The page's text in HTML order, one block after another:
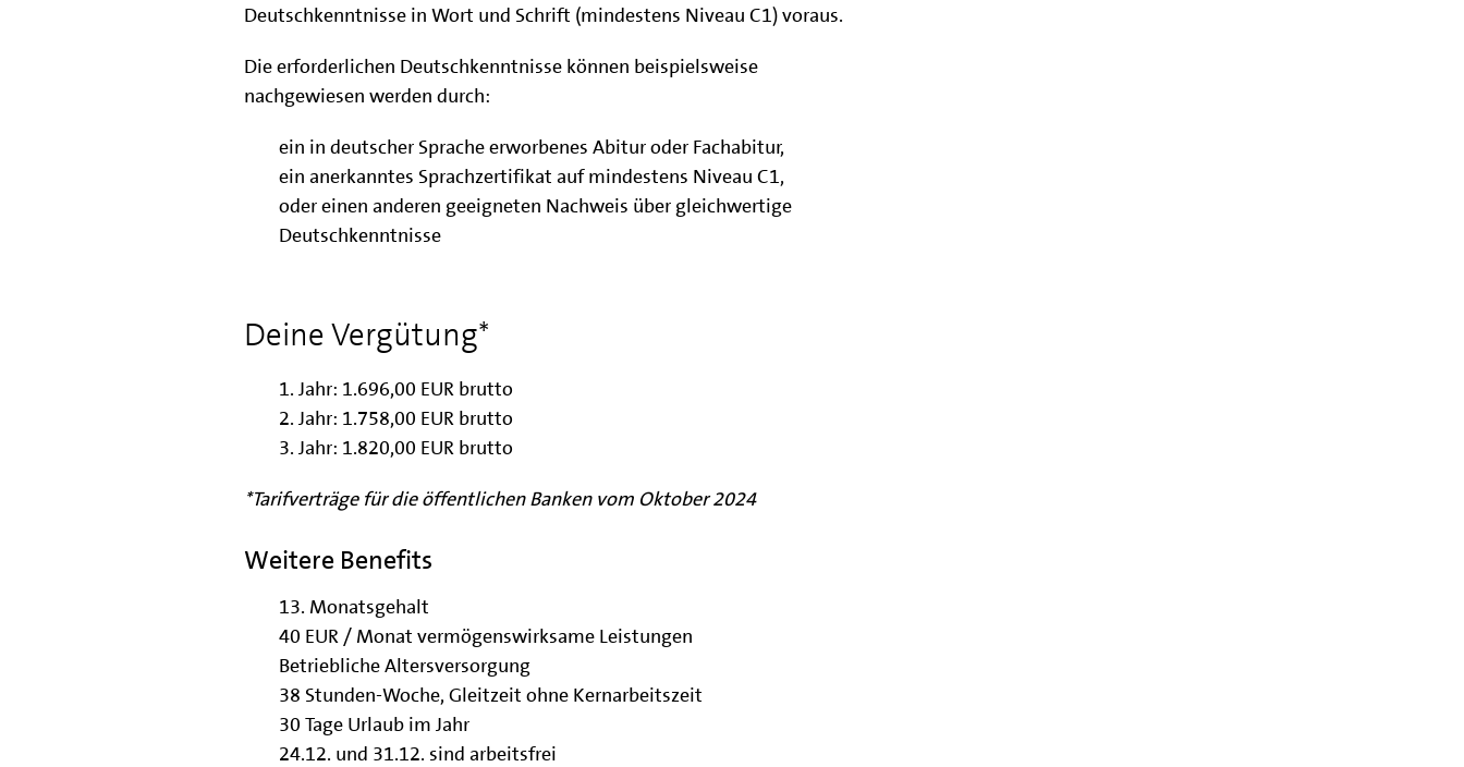
Deutschkenntnisse in Wort und Schrift (mindestens Niveau C1) voraus.
Die erforderlichen Deutschkenntnisse können beispielsweise
nachgewiesen werden durch:
ein in deutscher Sprache erworbenes Abitur oder Fachabitur,
ein anerkanntes Sprachzertifikat auf mindestens Niveau C1,
oder einen anderen geeigneten Nachweis über gleichwertige
Deutschkenntnisse
Deine Vergütung*
1. Jahr: 1.696,00 EUR brutto
2. Jahr: 1.758,00 EUR brutto
3. Jahr: 1.820,00 EUR brutto
*Tarifverträge für die öffentlichen Banken vom Oktober 2024
Weitere Benefits
13. Monatsgehalt
40 EUR / Monat vermögenswirksame Leistungen
Betriebliche Altersversorgung
38 Stunden-Woche, Gleitzeit ohne Kernarbeitszeit
30 Tage Urlaub im Jahr
24.12. und 31.12. sind arbeitsfrei